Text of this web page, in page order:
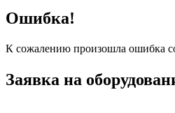
Ошибка!
К сожалению произошла ошибка
Заявка на